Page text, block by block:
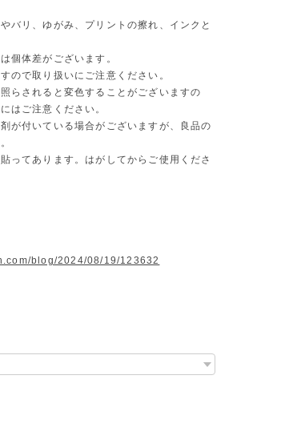
バリ、ゆがみ、プリントの擦れ、インクと
個体差がございます。
ので取り扱いにご注意ください。
らされると変色することがございますの
はご注意ください。
が付いている場合がございますが、良品の
ってあります。はがしてからご使用くださ
blog/2024/08/19/123632